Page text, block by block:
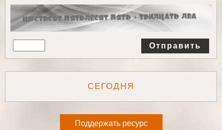
Отправить
СЕГОДНЯ
Поддержать ресурс